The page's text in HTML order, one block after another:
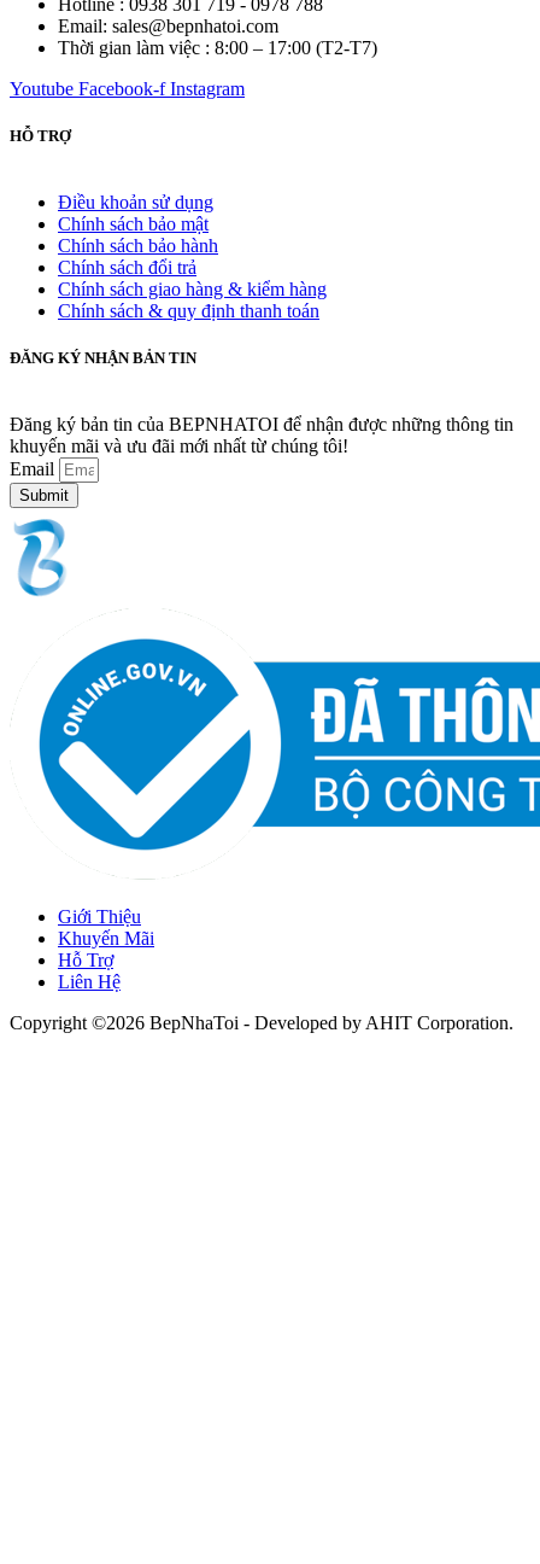
Email: sales@bepnhatoi.com
Thời gian làm việc : 8:00 – 17:00 (T2-T7)
Youtube Facebook-f Instagram
HỖ TRỢ
Điều khoản sử dụng
Chính sách bảo mật
Chính sách bảo hành
Chính sách đổi trả
Chính sách giao hàng & kiểm hàng
Chính sách & quy định thanh toán
ĐĂNG KÝ NHẬN BẢN TIN
Đăng ký bản tin của BEPNHATOI để nhận được những thông tin
khuyến mãi và ưu đãi mới nhất từ chúng tôi!
Email
Submit
Giới Thiệu
Khuyến Mãi
Hỗ Trợ
Liên Hệ
Copyright ©2026 BepNhaToi - Developed by AHIT Corporation.